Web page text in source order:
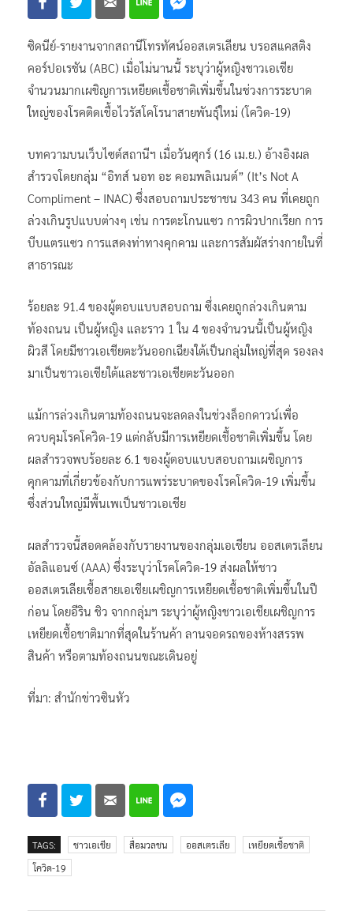
ซิดนีย์-รายงานจากสถานีโทรทัศน์ออสเตรเลียน บรอสแคสติง
คอร์ปอเรชัน (ABC) เมื่อไม่นานนี้ ระบุว่าผู้หญิงชาวเอเชีย
จำนวนมากเผชิญการเหยียดเชื้อชาติเพิ่มขึ้นในช่วงการระบาด
ใหญ่ของโรคติดเชื้อไวรัสโคโรนาสายพันธุ์ใหม่ (โควิด-19)
บทความบนเว็บไซต์สถานีฯ เมื่อวันศุกร์ (16 เม.ย.) อ้างอิงผล
สำรวจโดยกลุ่ม “อิทส์ นอท อะ คอมพลิเมนต์” (It’s Not A
Compliment – INAC) ซึ่งสอบถามประชาชน 343 คน ที่เคยถูก
ล่วงเกินรูปแบบต่างๆ เช่น การตะโกนแซว การผิวปากเรียก การ
บีบแตรแซว การแสดงท่าทางคุกคาม และการสัมผัสร่างกายในที่
สาธารณะ
ร้อยละ 91.4 ของผู้ตอบแบบสอบถาม ซึ่งเคยถูกล่วงเกินตาม
ท้องถนน เป็นผู้หญิง และราว 1 ใน 4 ของจำนวนนี้เป็นผู้หญิง
ผิวสี โดยมีชาวเอเชียตะวันออกเฉียงใต้เป็นกลุ่มใหญ่ที่สุด รองลง
มาเป็นชาวเอเชียใต้และชาวเอเชียตะวันออก
แม้การล่วงเกินตามท้องถนนจะลดลงในช่วงล็อกดาวน์เพื่อ
ควบคุมโรคโควิด-19 แต่กลับมีการเหยียดเชื้อชาติเพิ่มขึ้น โดย
ผลสำรวจพบร้อยละ 6.1 ของผู้ตอบแบบสอบถามเผชิญการ
คุกคามที่เกี่ยวข้องกับการแพร่ระบาดของโรคโควิด-19 เพิ่มขึ้น
ซึ่งส่วนใหญ่มีพื้นเพเป็นชาวเอเชีย
ผลสำรวจนี้สอดคล้องกับรายงานของกลุ่มเอเชียน ออสเตรเลียน
อัลลิแอนซ์ (AAA) ซึ่งระบุว่าโรคโควิด-19 ส่งผลให้ชาว
ออสเตรเลียเชื้อสายเอเชียเผชิญการเหยียดเชื้อชาติเพิ่มขึ้นในปี
ก่อน โดยอีริน ชิว จากกลุ่มฯ ระบุว่าผู้หญิงชาวเอเชียเผชิญการ
เหยียดเชื้อชาติมากที่สุดในร้านค้า ลานจอดรถของห้างสรรพ
สินค้า หรือตามท้องถนนขณะเดินอยู่
ที่มา: สำนักข่าวซินหัว
TAGS: ชาวเอเชีย สื่อมวลชน ออสเตรเลีย
เหยียดเชื้อชาติ
โควิด-19